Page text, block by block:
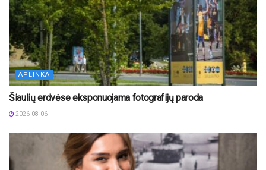
APLINKA
Šiaulių erdvėse eksponuojama fotografijų paroda
2026-08-06